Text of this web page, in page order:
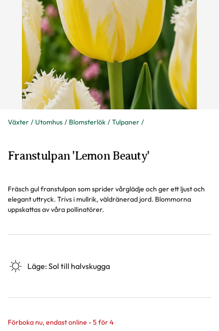
Växter Utomhus Blomsterlök Tulpaner
Franstulpan 'Lemon Beauty'
Fräsch gul franstulpan som sprider vårglädje och ger ett ljust och
elegant uttryck. Trivs i mullrik, väldränerad jord. Blommorna
uppskattas av våra pollinatörer.
Läge:Sol till halvskugga
Förboka nu, endast online - 5 för 4